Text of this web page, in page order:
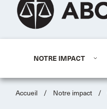
NOTRE IMPACT
Accueil / Notre impact /